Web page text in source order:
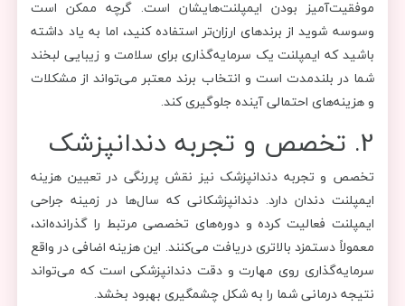
موفقیت‌آمیز بودن ایمپلنت‌هایشان است. گرچه ممکن است
وسوسه شوید از برندهای ارزان‌تر استفاده کنید، اما به یاد داشته
باشید که ایمپلنت یک سرمایه‌گذاری برای سلامت و زیبایی لبخند
شما در بلندمدت است و انتخاب برند معتبر می‌تواند از مشکلات
و هزینه‌های احتمالی آینده جلوگیری کند.
2. تخصص و تجربه دندانپزشک
تخصص و تجربه دندانپزشک نیز نقش پررنگی در تعیین هزینه
ایمپلنت دندان دارد. دندانپزشکانی که سال‌ها در زمینه جراحی
ایمپلنت فعالیت کرده و دوره‌های تخصصی مرتبط را گذرانده‌اند،
معمولاً دستمزد بالاتری دریافت می‌کنند. این هزینه اضافی در واقع
سرمایه‌گذاری روی مهارت و دقت دندانپزشکی است که می‌تواند
نتیجه درمانی شما را به شکل چشمگیری بهبود بخشد.